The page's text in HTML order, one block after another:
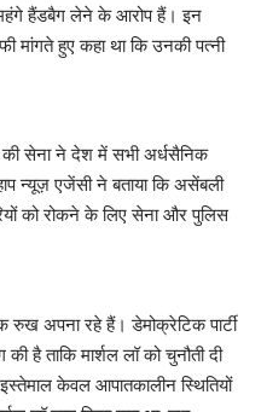
महंगे हैंडबैग लेने के आरोप हैं। इन
मांगते हुए कहा था कि उनकी पत्नी
की सेना ने देश में सभी अर्धसैनिक
न्यूज़ एजेंसी ने बताया कि असेंबली
को रोकने के लिए सेना और पुलिस
अपना रहे हैं। डेमोक्रेटिक पार्टी
है ताकि मार्शल लॉ को चुनौती दी
केवल आपातकालीन स्थितियों